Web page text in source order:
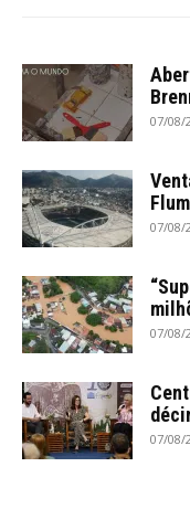
07/08/
07/08/
07/08/
07/08/